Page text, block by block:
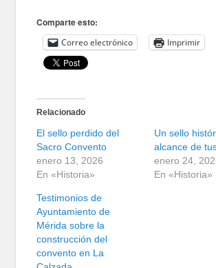
Comparte esto:
Correo electrónico Imprimir
Relacionado
El sello perdido del
Sacro Convento
enero 13, 2026
En «Historia»
Un sello
alcance de
enero 24,
En «Historia»
Testimonios de
Ayuntamiento de
Mérida sobre la
construcción del
convento en La